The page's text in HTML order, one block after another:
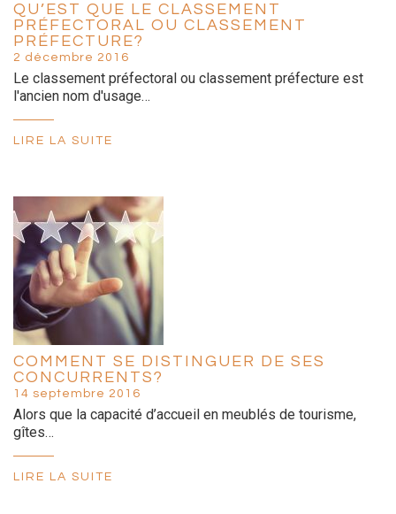
QU’EST QUE LE CLASSEMENT
PRÉFECTORAL OU CLASSEMENT
PRÉFECTURE?
2 décembre 2016
Le classement préfectoral ou classement préfecture est
l'ancien nom d'usage…
LIRE LA SUITE
COMMENT SE DISTINGUER DE SES
CONCURRENTS?
14 septembre 2016
Alors que la capacité d’accueil en meublés de tourisme,
gîtes…
LIRE LA SUITE